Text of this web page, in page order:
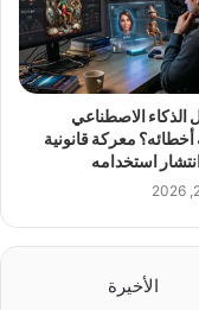
الذكاء الاصطناعي
معركة قانونية
استخدامه
الأخيرة